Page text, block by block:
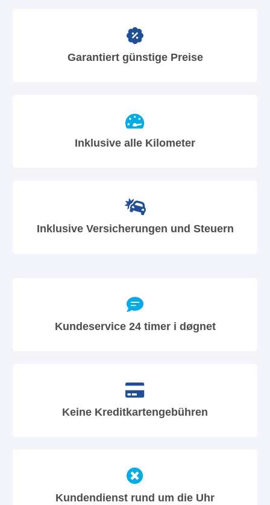
Garantiert günstige Preise
Inklusive alle Kilometer
Inklusive Versicherungen und Steuern
Kundeservice 24 timer i døgnet
Keine Kreditkartengebühren
Kundendienst rund um die Uhr